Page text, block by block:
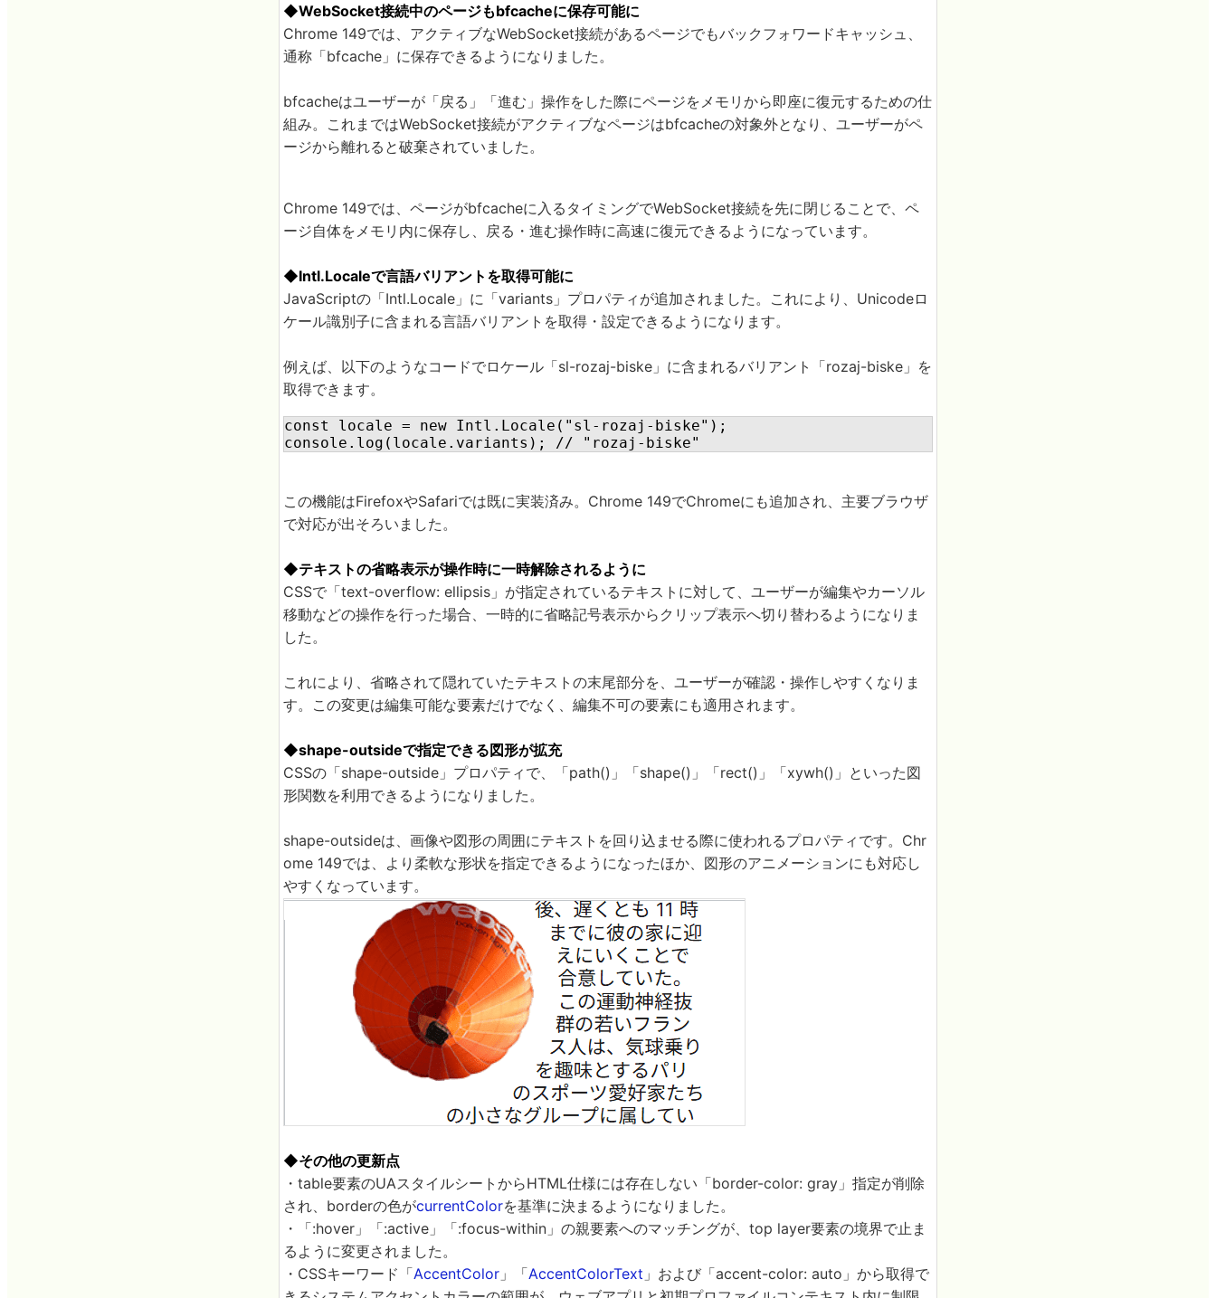
◆WebSocket接続中のページもbfcacheに保存可能に
Chrome 149では、アクティブなWebSocket接続があるページでもバックフォワードキャッシュ、
通称「bfcache」に保存できるようになりました。
bfcacheはユーザーが「戻る」「進む」操作をした際にページをメモリから即座に復元するための仕
組み。これまではWebSocket接続がアクティブなページはbfcacheの対象外となり、ユーザーがペ
ージから離れると破棄されていました。
Chrome 149では、ページがbfcacheに入るタイミングでWebSocket接続を先に閉じることで、ペ
ージ自体をメモリ内に保存し、戻る・進む操作時に高速に復元できるようになっています。
◆Intl.Localeで言語バリアントを取得可能に
JavaScriptの「Intl.Locale」に「variants」プロパティが追加されました。これにより、Unicodeロ
ケール識別子に含まれる言語バリアントを取得・設定できるようになります。
例えば、以下のようなコードでロケール「sl-rozaj-biske」に含まれるバリアント「rozaj-biske」を
取得できます。
const locale = new Intl.Locale("sl-rozaj-biske");
console.log(locale.variants); // "rozaj-biske"
この機能はFirefoxやSafariでは既に実装済み。Chrome 149でChromeにも追加され、主要ブラウザ
で対応が出そろいました。
◆テキストの省略表示が操作時に一時解除されるように
CSSで「text-overflow: ellipsis」が指定されているテキストに対して、ユーザーが編集やカーソル
移動などの操作を行った場合、一時的に省略記号表示からクリップ表示へ切り替わるようになりま
した。
これにより、省略されて隠れていたテキストの末尾部分を、ユーザーが確認・操作しやすくなりま
す。この変更は編集可能な要素だけでなく、編集不可の要素にも適用されます。
◆shape-outsideで指定できる図形が拡充
CSSの「shape-outside」プロパティで、「path()」「shape()」「rect()」「xywh()」といった図
形関数を利用できるようになりました。
shape-outsideは、画像や図形の周囲にテキストを回り込ませる際に使われるプロパティです。Chr
ome 149では、より柔軟な形状を指定できるようになったほか、図形のアニメーションにも対応し
やすくなっています。
◆その他の更新点
・table要素のUAスタイルシートからHTML仕様には存在しない「border-color: gray」指定が削除
され、borderの色がcurrentColorを基準に決まるようになりました。
・「:hover」「:active」「:focus-within」の親要素へのマッチングが、top layer要素の境界で止ま
るように変更されました。
・CSSキーワード「AccentColor 」「AccentColorText 」および「accent-color: auto」から取得で